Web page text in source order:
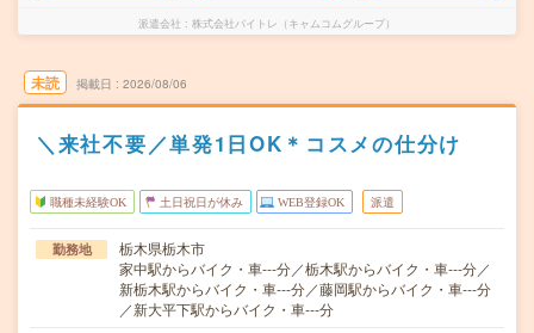
派遣会社 株式会社バイトレ（キャムコムグループ）
未読 掲載日 2026/08/06
＼来社不要／単発1日OK＊コスメの仕分け
職種未経験OK 土日祝日が休み WEB登録OK 派遣
勤務地
栃木県栃木市
家中駅からバイク・車---分／栃木駅からバイク・車---分／
新栃木駅からバイク・車---分／藤岡駅からバイク・車---分
／新大平下駅からバイク・車---分